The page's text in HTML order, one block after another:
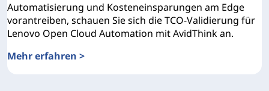
Automatisierung und Kosteneinsparungen am Edge
vorantreiben, schauen Sie sich die TCO-Validierung für
Lenovo Open Cloud Automation mit AvidThink an.
Mehr erfahren >